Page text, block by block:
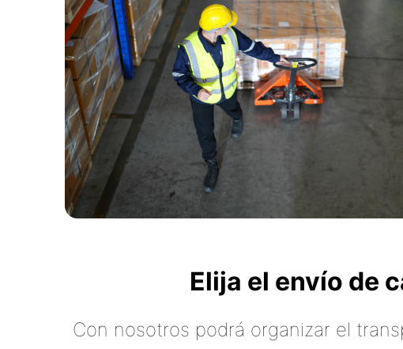
Elija el envío de
Con nosotros podrá organizar el